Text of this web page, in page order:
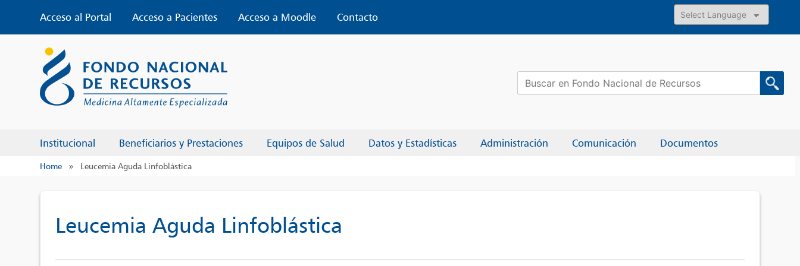
content
Acceso al Portal Acceso a Pacientes Acceso a Moodle
Contacto
Powered by
Institucional Beneficiarios y Prestaciones Equipos de Salud Datos y Estadísticas Administración Comunicación Documentos
Buscar:
Home » Leucemia Aguda Linfoblástica
Leucemia Aguda Linfoblástica